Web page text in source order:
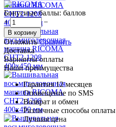
Бонусные баллы: баллов
+
−
В корзину
Отложить Сравнить
Доставка
Варианты оплаты
Наши преимущества
Гарантия 12 месяцев
Оповещение по SMS
Возврат и обмен
Различные способы оплаты
Лучшая цена